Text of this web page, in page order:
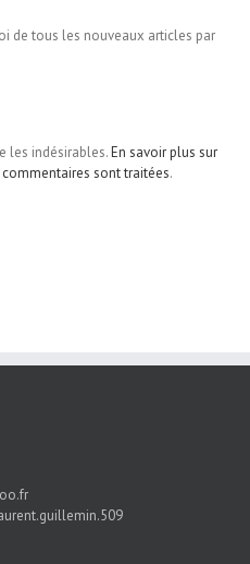
de tous les nouveaux articles par
les indésirables.En savoir plus sur
sont traitées.